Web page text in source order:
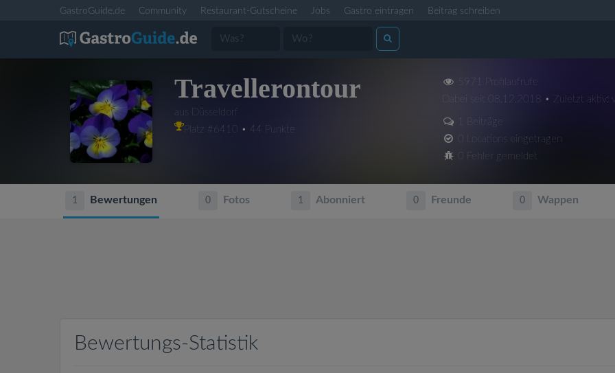
GastroGuide.de Community Restaurant-Gutscheine Jobs Gastro eintragen Beitrag schreiben
Travellerontour
aus Düsseldorf
Platz #6410 • 44 Punkte
5971 Profilaufrufe
Dabei seit 08.12.2018 • Zuletzt aktiv:
1 Beiträge
0 Locations eingetragen
0 Fehler gemeldet
1 Bewertungen 0 Fotos 1 Abonniert 0 Freunde 0 Wappen
Bewertungs-Statistik